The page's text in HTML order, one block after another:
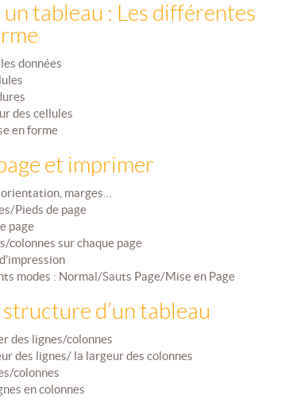
tableau : Les différentes
données
des cellules
en forme
et imprimer
marges…
Pieds de page
page
colonnes sur chaque page
modes : Normal/Sauts Page/Mise en Page
d’un tableau
des lignes/colonnes
des lignes/ la largeur des colonnes
colonnes
en colonnes